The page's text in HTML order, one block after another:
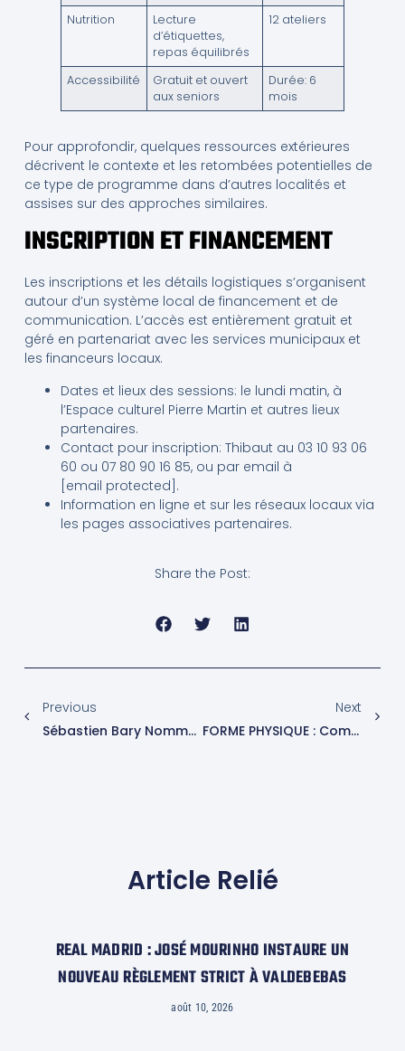
Nutrition
Lecture
d’étiquettes,
repas équilibrés
12 ateliers
Accessibilité
Gratuit et ouvert
aux seniors
Durée: 6
mois
Pour approfondir, quelques ressources extérieures
décrivent le contexte et les retombées potentielles de
ce type de programme dans d’autres localités et
assises sur des approches similaires.
INSCRIPTION ET FINANCEMENT
Les inscriptions et les détails logistiques s’organisent
autour d’un système local de financement et de
communication. L’accès est entièrement gratuit et
géré en partenariat avec les services municipaux et
les financeurs locaux.
Dates et lieux des sessions: le lundi matin, à
l’Espace culturel Pierre Martin et autres lieux
partenaires.
Contact pour inscription: Thibaut au 03 10 93 06
60 ou 07 80 90 16 85, ou par email à
[email protected].
Information en ligne et sur les réseaux locaux via
les pages associatives partenaires.
Share the Post:
Previous
Sébastien Bary Nommé Nouveau Directeur Administratif Et Financier Chez Nutrition & Santé
Next
FORME PHYSIQUE : Comment Votre Corps Devient Votre Meilleur Allié Pour Lutter Contre La Déshydratation
Article Relié
REAL MADRID : JOSÉ MOURINHO INSTAURE UN
NOUVEAU RÈGLEMENT STRICT À VALDEBEBAS
août 10, 2026